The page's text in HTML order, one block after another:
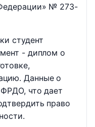
№ 273-
студент
- диплом о
Данные о
что дает
право